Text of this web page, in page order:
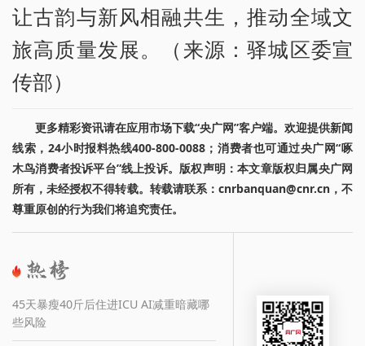
让古韵与新风相融共生，推动全域文
旅高质量发展。（来源：驿城区委宣
传部）
更多精彩资讯请在应用市场下载“央广网”客户端。欢迎提供新闻
线索，24小时报料热线400-800-0088；消费者也可通过央广网“啄
木鸟消费者投诉平台”线上投诉。版权声明：本文章版权归属央广网
所有，未经授权不得转载。转载请联系：cnrbanquan@cnr.cn，不
尊重原创的行为我们将追究责任。
45天暴瘦40斤后住进ICU AI减重暗藏哪
些风险